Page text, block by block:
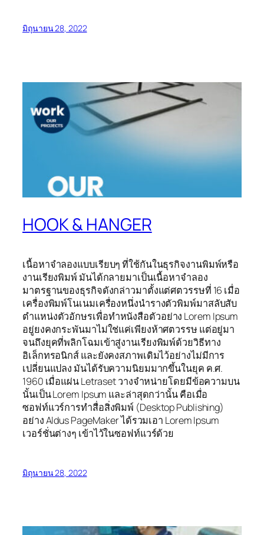
มิถุนายน 28, 2022
HOOK & HANGER
เนื้อหาจำลองแบบเรียบๆ ที่ใช้กันในธุรกิจงานพิมพ์หรือ
งานเรียงพิมพ์ มันได้กลายมาเป็นเนื้อหาจำลอง
มาตรฐานของธุรกิจดังกล่าวมาตั้งแต่ศตวรรษที่ 16 เมื่อ
เครื่องพิมพ์โนเนมเครื่องหนึ่งนำรางตัวพิมพ์มาสลับสับ
ตำแหน่งตัวอักษรเพื่อทำหนังสือตัวอย่าง Lorem Ipsum
อยู่ยงคงกระพันมาไม่ใช่แค่เพียงห้าศตวรรษ แต่อยู่มา
จนถึงยุคที่พลิกโฉมเข้าสู่งานเรียงพิมพ์ด้วยวิธีทาง
อิเล็กทรอนิกส์ และยังคงสภาพเดิมไว้อย่างไม่มีการ
เปลี่ยนแปลง มันได้รับความนิยมมากขึ้นในยุค ค.ศ.
1960 เมื่อแผ่น Letraset วางจำหน่ายโดยมีข้อความบน
นั้นเป็น Lorem Ipsum และล่าสุดกว่านั้น คือเมื่อ
ซอฟท์แวร์การทำสื่อสิ่งพิมพ์ (Desktop Publishing)
อย่าง Aldus PageMaker ได้รวมเอา Lorem Ipsum
เวอร์ชั่นต่างๆ เข้าไว้ในซอฟท์แวร์ด้วย
มิถุนายน 28, 2022